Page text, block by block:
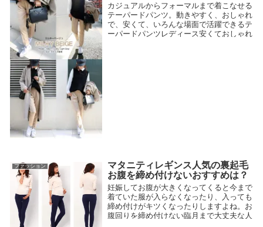
カジュアルからフォーマルまで着こなせる
テーパードパンツ。動きやすく、おしゃれ
で、安くて、いろんな場面で活躍できるテ
ーパードパンツレディース安くておしゃれ
ファッション
マタニティレギンス人気の裏起毛
お腹を締め付けないおすすめは？
妊娠してお腹が大きくなってくると今まで
着ていた服が入らなくなったり、入っても
締め付けがキツくなったりしますよね。お
腹回りを締め付けない臨月まで大丈夫な人